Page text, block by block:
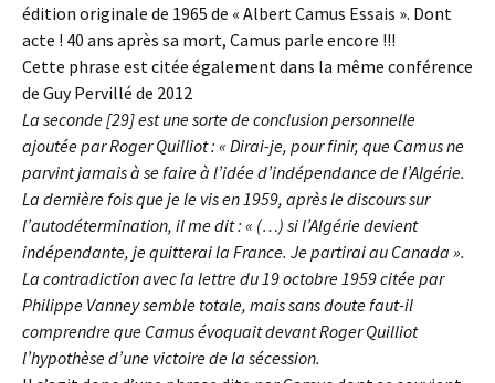
édition originale de 1965 de « Albert Camus Essais ». Dont
acte ! 40 ans après sa mort, Camus parle encore !!!
Cette phrase est citée également dans la même conférence
de Guy Pervillé de 2012
La seconde [29] est une sorte de conclusion personnelle
ajoutée par Roger Quilliot : « Dirai-je, pour finir, que Camus ne
parvint jamais à se faire à l’idée d’indépendance de l’Algérie.
La dernière fois que je le vis en 1959, après le discours sur
l’autodétermination, il me dit : « (…) si l’Algérie devient
indépendante, je quitterai la France. Je partirai au Canada ».
La contradiction avec la lettre du 19 octobre 1959 citée par
Philippe Vanney semble totale, mais sans doute faut-il
comprendre que Camus évoquait devant Roger Quilliot
l’hypothèse d’une victoire de la sécession.